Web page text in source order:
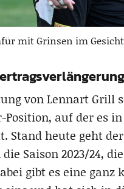
mit Grinsen im
von Lennart Grill
auf der es
Stand heute geht
Saison 2023/24,
gibt es eine